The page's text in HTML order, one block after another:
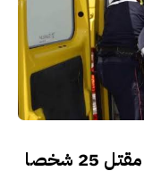
الجزائر تعلن الحداد ثلاثة أيام بعد مقتل 25 شخصا